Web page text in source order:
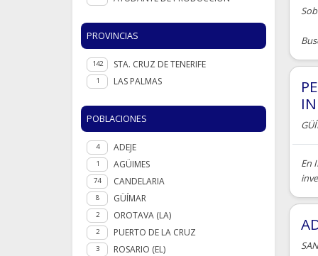
PROVINCIAS
142 STA. CRUZ DE TENERIFE
1 LAS PALMAS
POBLACIONES
4 ADEJE
1 AGÜIMES
74 CANDELARIA
8 GÜÍMAR
2 OROTAVA (LA)
2 PUERTO DE LA CRUZ
3 ROSARIO (EL)
En